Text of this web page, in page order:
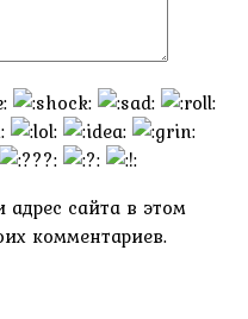
сайта в этом
комментариев.